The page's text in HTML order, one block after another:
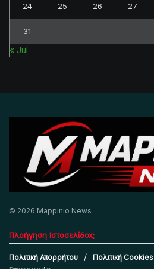
24 25 26 27
31
« Jul
© 2026 Mappinio News
Πλοήγηση Ιστοσελίδας
Πολιτική Απορρήτου Πολιτική Cookies